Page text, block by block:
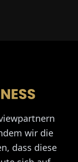
wir die
dass diese